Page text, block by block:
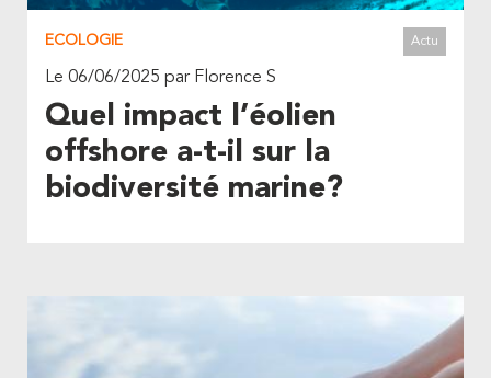
ECOLOGIE Actu
Le 06/06/2025 par Florence S
Quel impact l’éolien
offshore a-t-il sur la
biodiversité marine?